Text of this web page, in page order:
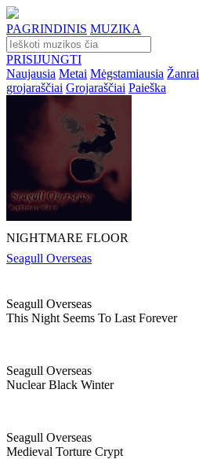
PAGRINDINIS MUZIKA
PRISIJUNGTI
Naujausia Metai Mėgstamiausia Žanrai
grojaraščiai Grojaraščiai Paieška
NIGHTMARE FLOOR
Seagull Overseas
Seagull Overseas
This Night Seems To Last Forever
Seagull Overseas
Nuclear Black Winter
Seagull Overseas
Medieval Torture Crypt